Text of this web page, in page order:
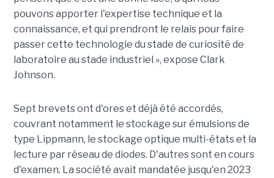
pouvons apporter l'expertise technique et la
connaissance, et qui prendront le relais pour faire
passer cette technologie du stade de curiosité de
laboratoire au stade industriel », expose Clark
Johnson.
Sept brevets ont d'ores et déjà été accordés,
couvrant notamment le stockage sur émulsions de
type Lippmann, le stockage optique multi-états et la
lecture par réseau de diodes. D'autres sont en cours
d'examen. La société avait mandatée jusqu'en 2023